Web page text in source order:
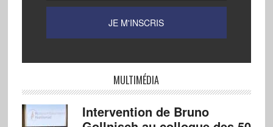
MULTIMÉDIA
Intervention de Bruno